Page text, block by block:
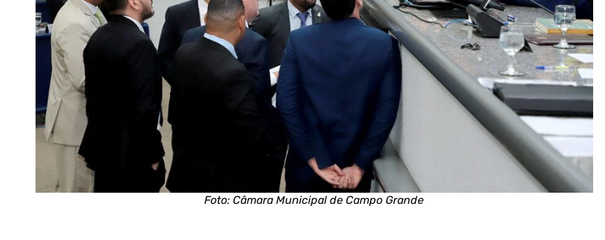
Foto: Câmara Municipal de Campo Grande